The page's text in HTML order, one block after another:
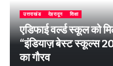
उत्तराखंड देहरादून शिक्षा
एडिफाई वर्ल्ड स्कूल को
“इंडियाज़ बेस्ट स्कूल्स
का गौरव